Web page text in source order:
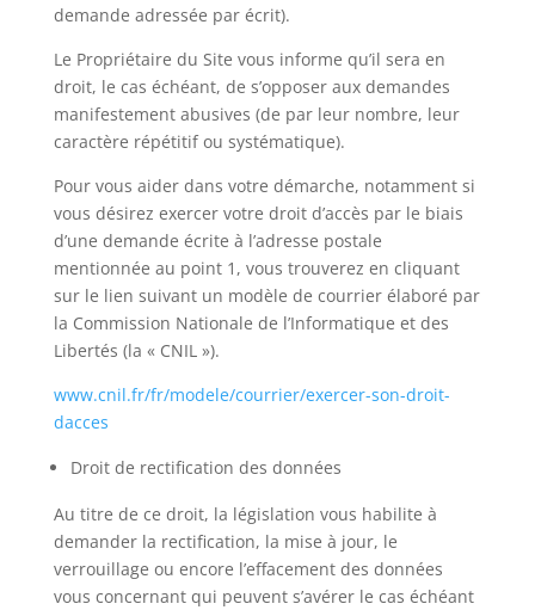
demande adressée par écrit).
Le Propriétaire du Site vous informe qu’il sera en
droit, le cas échéant, de s’opposer aux demandes
manifestement abusives (de par leur nombre, leur
caractère répétitif ou systématique).
Pour vous aider dans votre démarche, notamment si
vous désirez exercer votre droit d’accès par le biais
d’une demande écrite à l’adresse postale
mentionnée au point 1, vous trouverez en cliquant
sur le lien suivant un modèle de courrier élaboré par
la Commission Nationale de l’Informatique et des
Libertés (la « CNIL »).
www.cnil.fr/fr/modele/courrier/exercer-son-droit-
dacces
Droit de rectification des données
Au titre de ce droit, la législation vous habilite à
demander la rectification, la mise à jour, le
verrouillage ou encore l’effacement des données
vous concernant qui peuvent s’avérer le cas échéant